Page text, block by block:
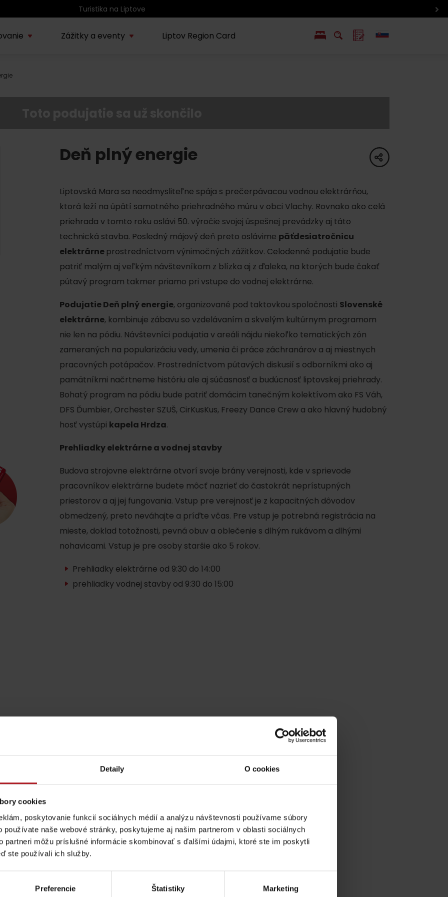
Detaily O cookies
cookies
poskytovanie funkcií sociálnych médií a analýzu návštevnosti používame súbory
používate naše webové stránky, poskytujeme aj našim partnerom v oblasti sociálnych
partneri môžu príslušné informácie skombinovať s ďalšími údajmi, ktoré ste im poskytli
ste používali ich služby.
Preferencie Štatistiky Marketing
Turistika na Liptove
Program pre zamestnancov
Teambuildingy
Pravidlá pobytu na
horách
Poistenie záchrany
Zážitky a eventy
Tatralandii – letný
špeciál
Leto pod Chopkom
PODUJATIA
Bežkovanie
Zimná turistika
Vyber si typ zážitku
Všetky
Vodné parky
Wellness a spa
Vodné aktivity
História a kultúra
Kde sa nachádza
Voda, sneh a aktivity
Liptov Region Card
share
Deň plný energie
Liptovská Mara sa neodmysliteľne spája s prečerpávacou vodnou elektrárňou,
ktorá leží na úpätí samotného priehradného múru v obci Vlachy. Rovnako ako celá
priehrada v tomto roku oslávi 50. výročie svojej úspešnej prevádzky aj táto
technická stavba. Posledný májový deň preto oslávime päťdesiatročnicu
elektrárne prostredníctvom výnimočných zážitkov. Celodenné podujatie bude
patriť malým aj veľkým návštevníkom z blízka aj z ďaleka, na ktorých bude čakať
pútavý program takmer priamo pri vstupe do vodnej elektrárne.
Podujatie Deň plný energie, organizované pod taktovkou spoločnosti Slovenské
elektrárne, kombinuje zábavu so vzdelávaním a skvelým kultúrnym programom
nie len na pódiu. Návštevníci podujatia v areáli nájdu niekoľko tematických zón
zameraných na popularizáciu vedy, umenia či práce záchranárov a aj miestnych
pracovných potápačov. Prostredníctvom pútavých diskusií s odborníkmi ako aj
pamätníkmi načrtneme históriu ale aj súčasnosť a budúcnosť liptovskej priehrady.
Bohatý program na pódiu bude patriť domácim tanečným kolektívom ako FS Váh,
DFS Ďumbier, Orchester SZUŠ, CirKusKus, Freezy Dance Crew a ako hlavný hudobný
hosť vystúpi kapela Hrdza.
Prehliadky elektrárne a vodnej stavby
Budova strojovne elektrárne otvorí svoje brány verejnosti, kde v sprievode
pracovníkov elektrárne budete môcť nazrieť do častokrát neprístupných
priestorov a aj jej fungovania. Vstup pre verejnosť je z kapacitných dôvodov
obmedzený, preto neváhajte a príďte včas. Pre vstup je potrebná registrácia na
mieste, doklad totožnosti, pevná obuv a oblečenie s dlhým rukávom a dlhými
nohavicami. Vstup je pre osoby staršie ako 5 rokov.
Prehliadky elektrárne od 9:30 do 14:00
prehliadky vodnej stavby od 9:30 do 15:00
Aktivity a relax v gh blízkosti: